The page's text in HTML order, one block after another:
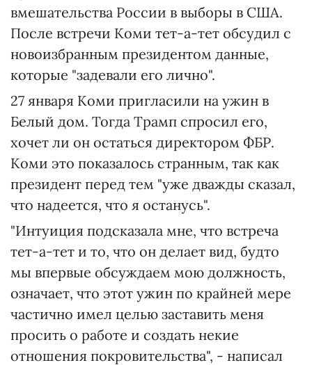
вмешательства России в выборы в США.
После встречи Коми тет-а-тет обсудил с
новоизбранным президентом данные,
которые "задевали его лично".
27 января Коми пригласили на ужин в
Белый дом. Тогда Трамп спросил его,
хочет ли он остаться директором ФБР.
Коми это показалось странным, так как
президент перед тем "уже дважды сказал,
что надеется, что я останусь".
"Интуиция подсказала мне, что встреча
тет-а-тет и то, что он делает вид, будто
мы впервые обсуждаем мою должность,
означает, что этот ужин по крайней мере
частично имел целью заставить меня
просить о работе и создать некие
отношения покровительства", - написал